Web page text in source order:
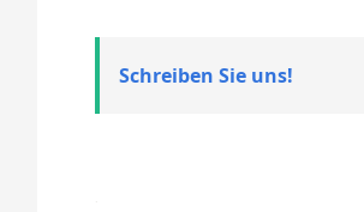
Schreiben Sie uns!